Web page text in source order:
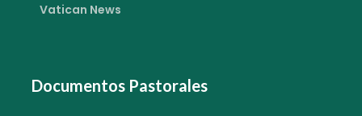
Vatican News
Documentos Pastorales